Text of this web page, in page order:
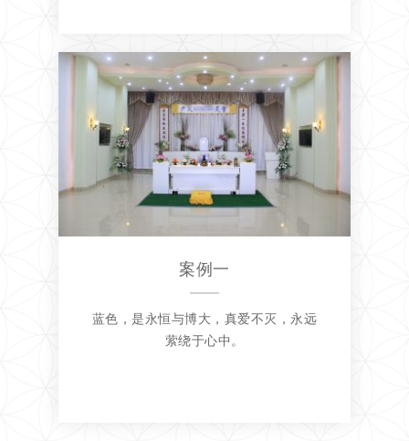
案例一
蓝色，是永恒与博大，真爱不灭，永远
萦绕于心中。